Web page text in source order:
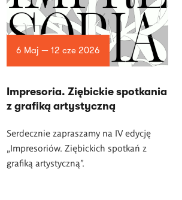
6 Maj — 12 cze 2026
Impresoria. Ziębickie spotkania
z grafiką artystyczną
Serdecznie zapraszamy na IV edycję
„Impresoriów. Ziębickich spotkań z
grafiką artystyczną”.